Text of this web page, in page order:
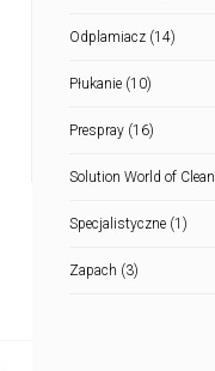
Odplamiacz (14)
Płukanie (10)
Prespray (16)
Solution World of Clean
Specjalistyczne (1)
Zapach (3)